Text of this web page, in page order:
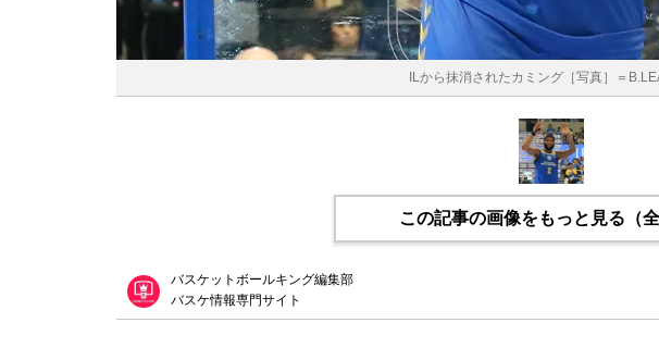
ILから抹消されたカミング［写真］＝
この記事の画像をもっと見る（全
バスケットボールキング編集部
バスケ情報専門サイト